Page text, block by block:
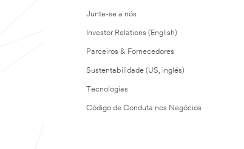
Junte-se a nós
Investor Relations (English)
Parceiros & Fornecedores
Sustentabilidade (US, inglés)
Tecnologias
Código de Conduta nos Negócios